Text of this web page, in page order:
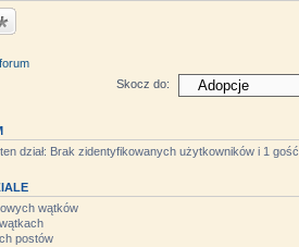
Skocz do:
dział: Brak zidentyfikowanych użytkowników i 1 gość
wątków
postów